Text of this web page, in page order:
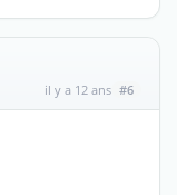
il y a 12 ans #6